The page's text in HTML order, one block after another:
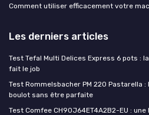
Comment utiliser efficacement votre
Les derniers articles
Test Tefal Multi Delices Express 6 pots :
fait le job
Test Rommelsbacher PM 220 Pastarella
boulot sans être parfaite
Test Comfee CH90J64ET4A2B2-EU :